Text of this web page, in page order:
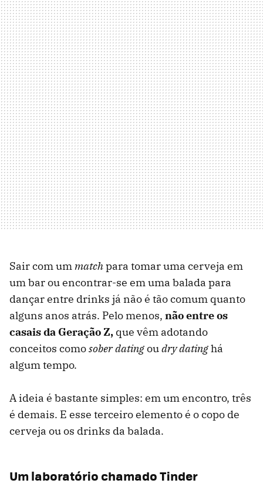
Sair com ummatchpara tomar uma cerveja em
um bar ou encontrar-se em uma balada para
dançar entre drinks já não é tão comum quanto
alguns anos atrás. Pelo menos, não entre os
casais da Geração Z, que vêm adotando
conceitos comosober datingoudry datinghá
algum tempo.
A ideia é bastante simples: em um encontro, três
é demais. E esse terceiro elemento é o copo de
cerveja ou os drinks da balada.
Um laboratório chamado Tinder